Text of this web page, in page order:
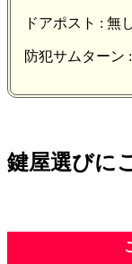
ドアポスト : 無
防犯サムターン
鍵屋選びに